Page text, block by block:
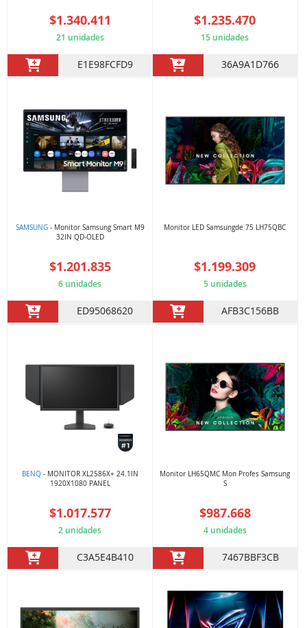
$1.340.411
21 unidades
E1E98FCFD9
$1.235.470
15 unidades
36A9A1D766
SAMSUNG- Monitor Samsung Smart M9
32IN QD-OLED
$1.201.835
6 unidades
ED95068620
Monitor LED Samsungde 75 LH75QBC
$1.199.309
5 unidades
AFB3C156BB
BENQ- MONITOR XL2586X+ 24.1IN
1920X1080 PANEL
$1.017.577
2 unidades
C3A5E4B410
Monitor LH65QMC Mon Profes Samsung
S
$987.668
4 unidades
7467BBF3CB